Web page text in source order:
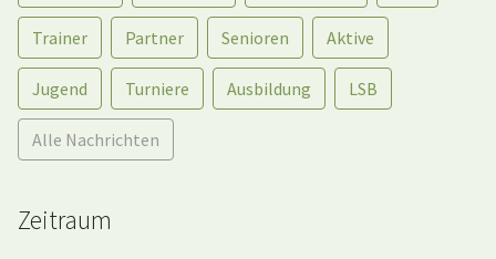
Trainer Partner Senioren Aktive
Jugend Turniere Ausbildung LSB
Alle Nachrichten
Zeitraum